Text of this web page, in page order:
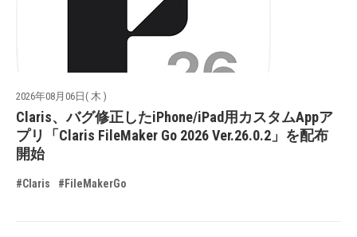
2026年08月06日( 木 )
Claris、バグ修正したiPhone/iPad用カスタムAppア
プリ「Claris FileMaker Go 2026 Ver.26.0.2」を配布
開始
#Claris #FileMakerGo